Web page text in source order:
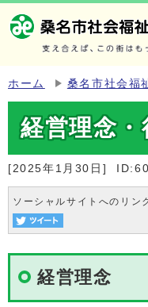
ホーム 桑名市社会福
経営理念
[2025年1月30日]
ソーシャルサイトへのリン
経営理念